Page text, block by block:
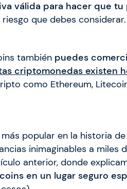
válida para hacer que
que debes considerar.
también puedes
criptomonedas existen
como Ethereum,
popular en la historia
inimaginables a miles
anterior, donde
en un lugar seguro